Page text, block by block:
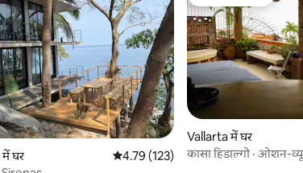
घर औसत रेटिंग 5 में से 4.79, 123 समीक्षाएँ
4.79 (123)
Vallarta में घर
कासा हिडाल्गो · ओशन-